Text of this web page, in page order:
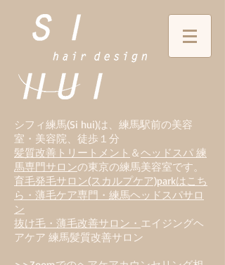
シフィ練馬(Si hui)は、 練馬駅前の美容
室・美容院、徒歩１分
髪質改善トリートメント ＆ヘッドスパ 練
馬専門サロンの東京の練馬美容室です。
育毛発毛サロン(スカルプケア)parkはこち
ら・薄毛ケア専門・練馬ヘッドスパサロ
ン
抜け毛・薄毛改善サロン・ エイジングヘ
アケア 練馬髪質改善サロン